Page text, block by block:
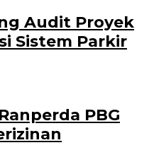
Audit Proyek
Sistem Parkir
PBG